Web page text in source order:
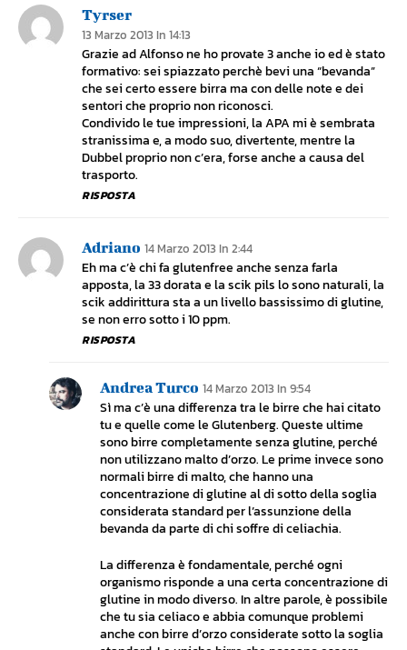
Tyrser
13 Marzo 2013 In 14:13
Grazie ad Alfonso ne ho provate 3 anche io ed è stato
formativo: sei spiazzato perchè bevi una “bevanda”
che sei certo essere birra ma con delle note e dei
sentori che proprio non riconosci.
Condivido le tue impressioni, la APA mi è sembrata
stranissima e, a modo suo, divertente, mentre la
Dubbel proprio non c’era, forse anche a causa del
trasporto.
RISPOSTA
Adriano 14 Marzo 2013 In 2:44
Eh ma c’è chi fa glutenfree anche senza farla
apposta, la 33 dorata e la scik pils lo sono naturali, la
scik addirittura sta a un livello bassissimo di glutine,
se non erro sotto i 10 ppm.
RISPOSTA
Andrea Turco 14 Marzo 2013 In 9:54
Sì ma c’è una differenza tra le birre che hai citato
tu e quelle come le Glutenberg. Queste ultime
sono birre completamente senza glutine, perché
non utilizzano malto d’orzo. Le prime invece sono
normali birre di malto, che hanno una
concentrazione di glutine al di sotto della soglia
considerata standard per l’assunzione della
bevanda da parte di chi soffre di celiachia.
La differenza è fondamentale, perché ogni
organismo risponde a una certa concentrazione di
glutine in modo diverso. In altre parole, è possibile
che tu sia celiaco e abbia comunque problemi
anche con birre d’orzo considerate sotto la soglia